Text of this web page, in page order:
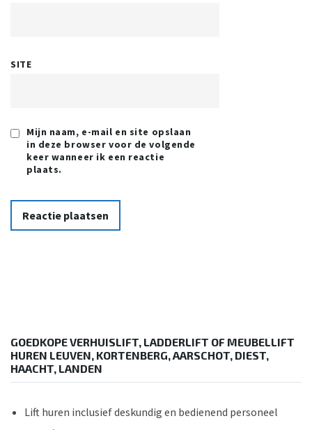
SITE
Mijn naam, e-mail en site opslaan
in deze browser voor de volgende
keer wanneer ik een reactie
plaats.
GOEDKOPE VERHUISLIFT, LADDERLIFT OF MEUBELLIFT
HUREN LEUVEN, KORTENBERG, AARSCHOT, DIEST,
HAACHT, LANDEN
Lift huren inclusief deskundig en bedienend personeel